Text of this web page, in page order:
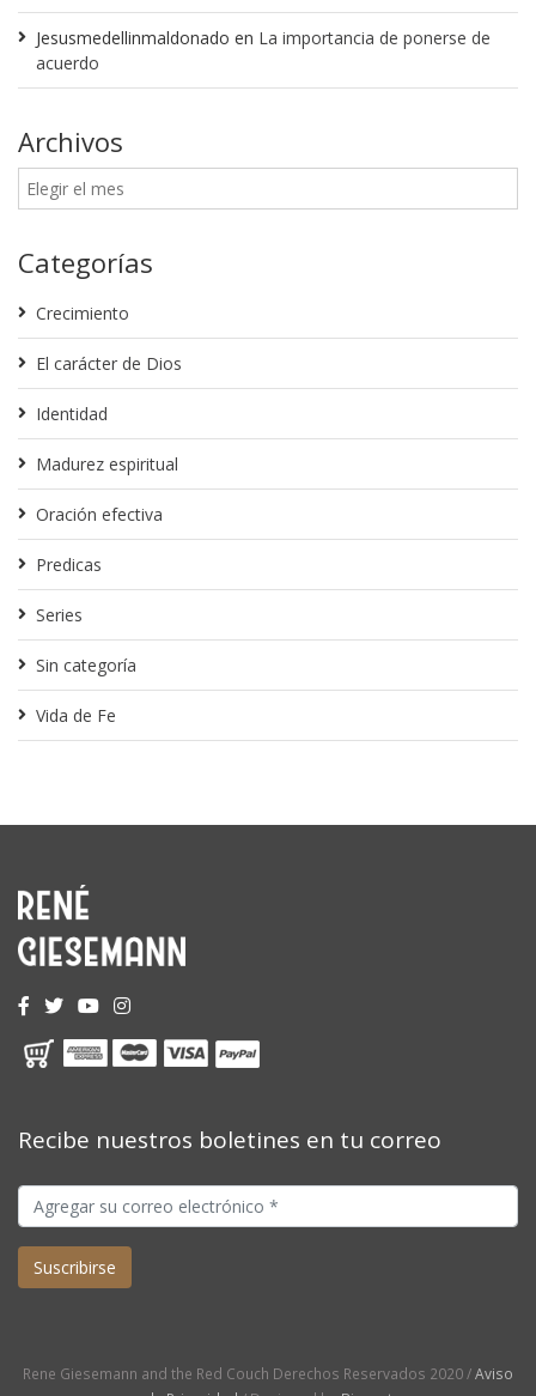
Jesusmedellinmaldonado en La importancia de ponerse de
acuerdo
Archivos
Categorías
Crecimiento
El carácter de Dios
Identidad
Madurez espiritual
Oración efectiva
Predicas
Series
Sin categoría
Vida de Fe
Recibe nuestros boletines en tu correo
Rene Giesemann and the Red Couch Derechos Reservados 2020 /Aviso